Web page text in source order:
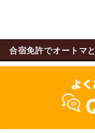
合宿免許でオートマ